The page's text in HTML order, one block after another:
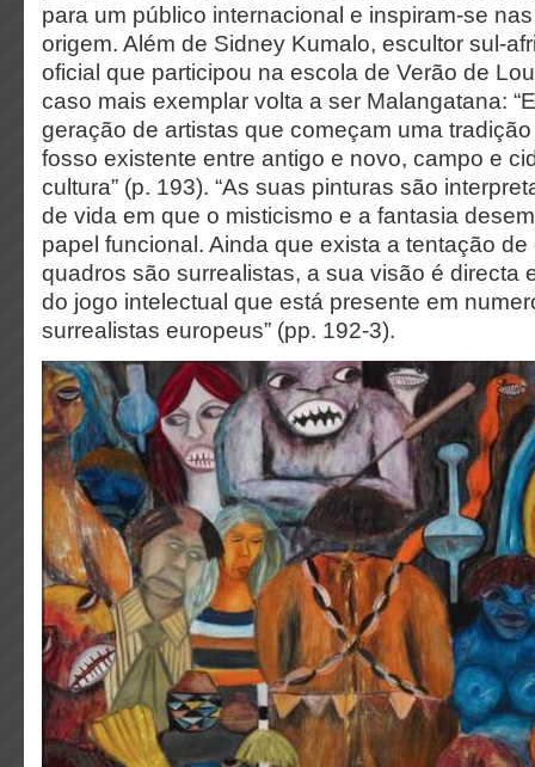
para um público internacional e inspiram-se
origem. Além de Sidney Kumalo, escultor sul-
oficial que participou na escola de Verão de
caso mais exemplar volta a ser Malangatana:
geração de artistas que começam uma
fosso existente entre antigo e novo, campo e
cultura” (p. 193). “As suas pinturas são
de vida em que o misticismo e a fantasia
papel funcional. Ainda que exista a tentação
quadros são surrealistas, a sua visão é directa
do jogo intelectual que está presente em
surrealistas europeus” (pp. 192-3).